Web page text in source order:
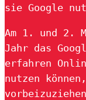
sie Google
Am 1. und 2.
Jahr das
erfahren
nutzen